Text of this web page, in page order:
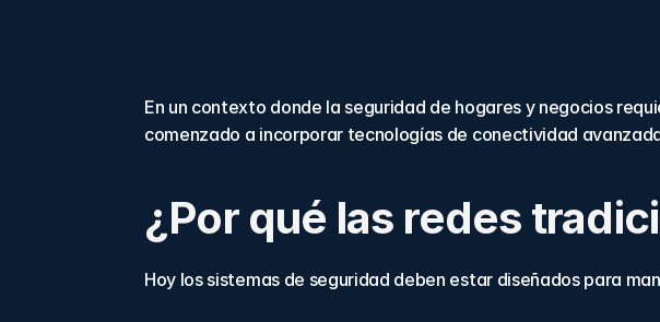
En un contexto donde la seguridad de hogares y negocios
comenzado a incorporar tecnologías de conectividad
¿Por qué las redes
Hoy los sistemas de seguridad deben estar diseñados para